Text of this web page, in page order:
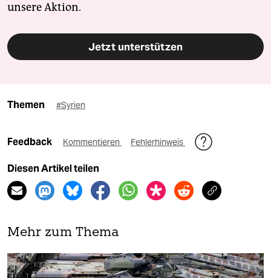
unsere Aktion.
Jetzt unterstützen
Themen #Syrien
Feedback Kommentieren Fehlerhinweis
Diesen Artikel teilen
Mehr zum Thema